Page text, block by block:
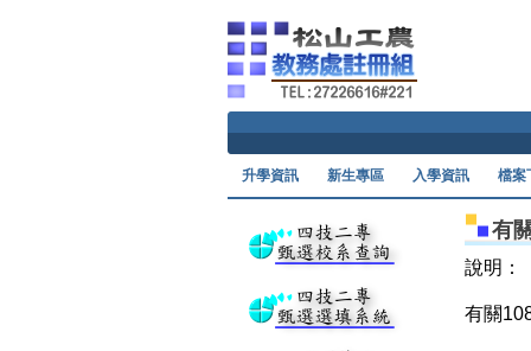
升學資訊 新生專區 入學資訊 檔案
有
說明：
有關